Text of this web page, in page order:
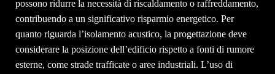
possono ridurre la necessità di riscaldamento o raffreddamento,
contribuendo a un significativo risparmio energetico. Per
quanto riguarda l’isolamento acustico, la progettazione deve
considerare la posizione dell’edificio rispetto a fonti di rumore
esterne, come strade trafficate o aree industriali. L’uso di